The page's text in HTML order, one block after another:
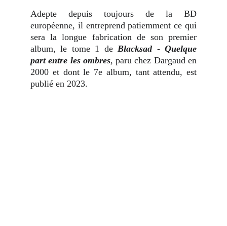
Adepte depuis toujours de la BD
européenne, il entreprend patiemment ce qui
sera la longue fabrication de son premier
album, le tome 1 deBlacksad-Quelque
part entre les ombres, paru chez Dargaud en
2000 et dont le 7e album, tant attendu, est
publié en 2023.